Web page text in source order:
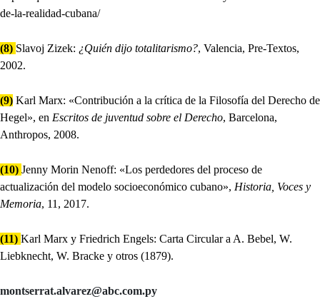
de-la-realidad-cubana/
(8) Slavoj Zizek: ¿Quién dijo totalitarismo?, Valencia, Pre-Textos,
2002.
(9) Karl Marx: «Contribución a la crítica de la Filosofía del Derecho de
Hegel», en Escritos de juventud sobre el Derecho, Barcelona,
Anthropos, 2008.
(10) Jenny Morin Nenoff: «Los perdedores del proceso de
actualización del modelo socioeconómico cubano», Historia, Voces y
Memoria, 11, 2017.
(11) Karl Marx y Friedrich Engels: Carta Circular a A. Bebel, W.
Liebknecht, W. Bracke y otros (1879).
montserrat.alvarez@abc.com.py